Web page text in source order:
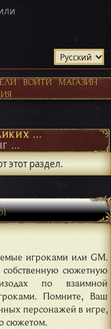
ВОЙТИ
МАГАЗИН
НА ПОРОГЕ ВЕЛИКИХ ОТКРЫТИЙ
АВТОРСКИЙ СЕТТИНГ И NPC
этот раздел.
игроками или GM.
сюжетную
по взаимной
Помните, Ваш
персонажей в игре,
сюжетом.